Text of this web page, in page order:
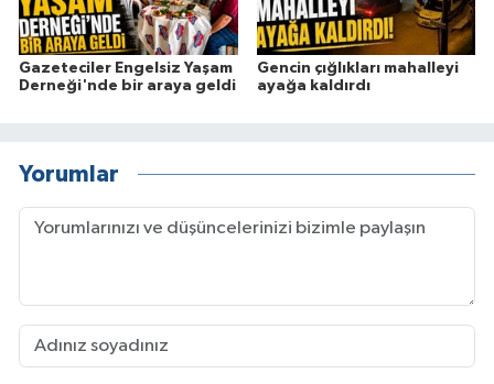
Gazeteciler Engelsiz Yaşam
Derneği'nde bir araya geldi
Gencin çığlıkları mahalleyi
ayağa kaldırdı
Yorumlar